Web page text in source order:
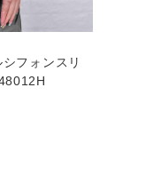
フォンスリ